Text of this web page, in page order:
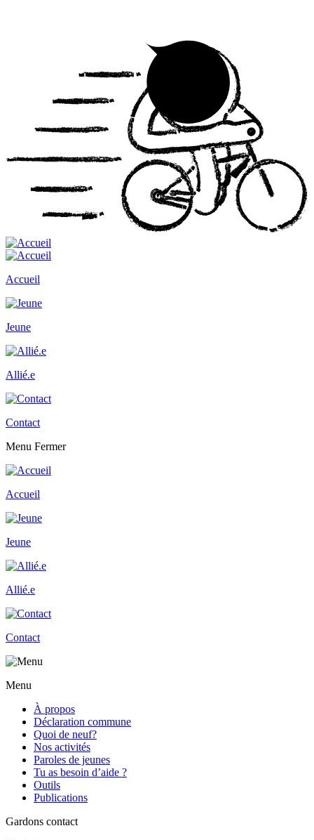
Accueil
Jeune
Allié.e
Contact
Menu Fermer
Accueil
Jeune
Allié.e
Contact
Menu
À propos
Déclaration commune
Quoi de neuf?
Nos activités
Paroles de jeunes
Tu as besoin d’aide ?
Outils
Publications
Gardons contact